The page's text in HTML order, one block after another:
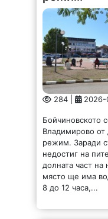
284 | 2026-
Бойчиновското
Владимирово от
режим. Заради
недостиг на
долната част на
място ще има
8 до 12 часа,...